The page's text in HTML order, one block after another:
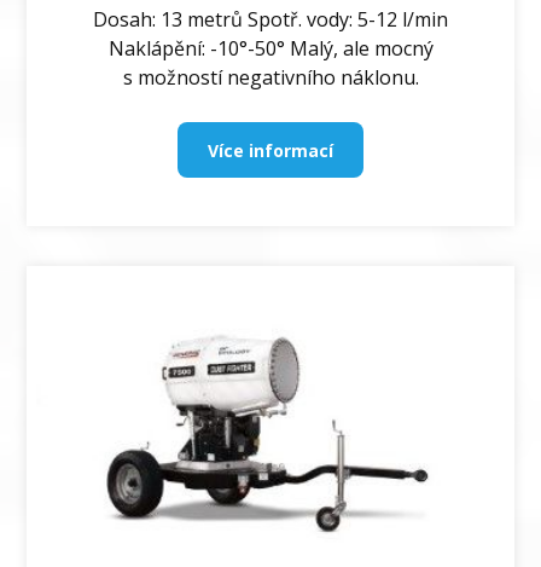
Dosah: 13 metrů Spotř. vody: 5-12 l/min
Naklápění: -10°-50° Malý, ale mocný
s možností negativního náklonu.
Více informací